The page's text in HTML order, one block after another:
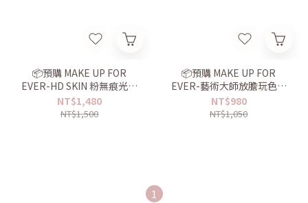
📦預購 MAKE UP FOR
EVER-HD SKIN 粉無痕光圈
蜜粉餅10g
NT$1,480
NT$1,500
📦預購 MAKE UP FOR
EVER-藝術大師放膽玩色頰
彩 #H100象牙白
NT$980
NT$1,050
1